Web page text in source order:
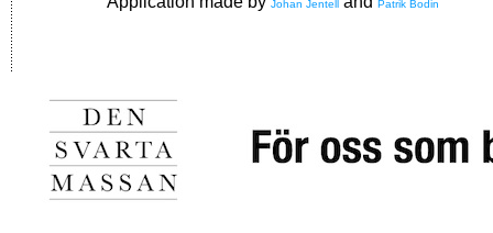
Johan Jentell Patrik Bodin